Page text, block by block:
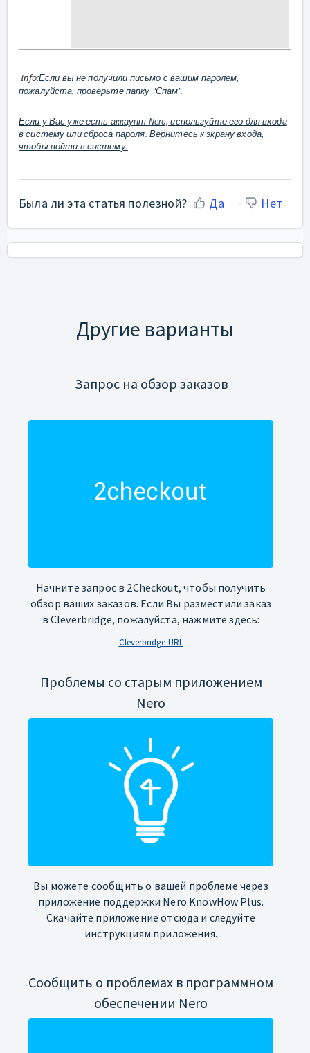
Info:Если вы не получили письмо с вашим паролем,
пожалуйста, проверьте папку "Спам".
Если у Вас уже есть аккаунт Nero, используйте его для входа
в систему или сброса пароля. Вернитесь к экрану входа,
чтобы войти в систему.
Была ли эта статья полезной? Да Нет
Другие варианты
Запрос на обзор заказов
Начните запрос в 2Checkout, чтобы получить
обзор ваших заказов. Если Вы разместили заказ
в Cleverbridge, пожалуйста, нажмите здесь:
Cleverbridge-URL
Проблемы со старым приложением
Nero
Вы можете сообщить о вашей проблеме через
приложение поддержки Nero KnowHow Plus.
Скачайте приложение отсюда и следуйте
инструкциям приложения.
Сообщить о проблемах в программном
обеспечении Nero